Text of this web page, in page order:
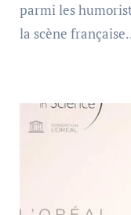
parmi les
la scène